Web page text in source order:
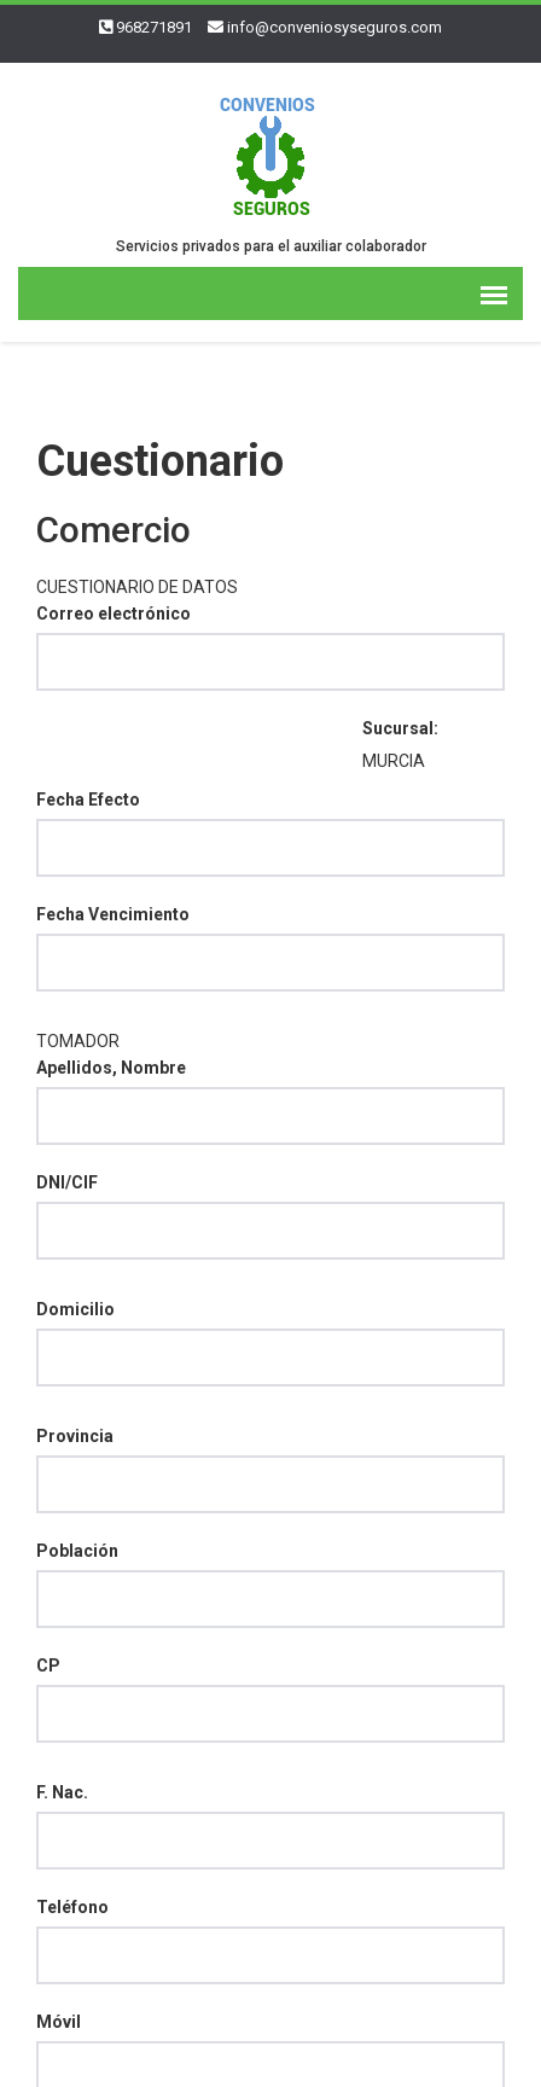
968271891 info@conveniosyseguros.com
Servicios privados para el auxiliar colaborador
Cuestionario
Comercio
CUESTIONARIO DE DATOS
Correo electrónico
Sucursal:
MURCIA
Fecha Efecto
Fecha Vencimiento
TOMADOR
Apellidos, Nombre
DNI/CIF
Domicilio
Provincia
Población
CP
F. Nac.
Teléfono
Móvil